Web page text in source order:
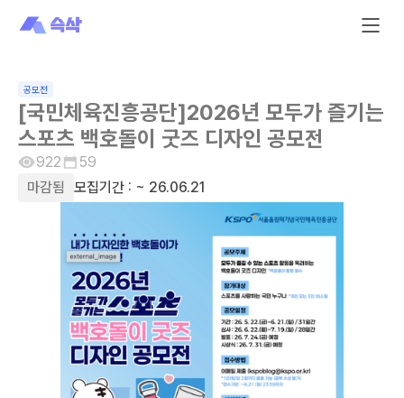
공모전
[국민체육진흥공단]2026년 모두가 즐기는
스포츠 백호돌이 굿즈 디자인 공모전
922
59
마감됨
모집기간 : ~ 26.06.21